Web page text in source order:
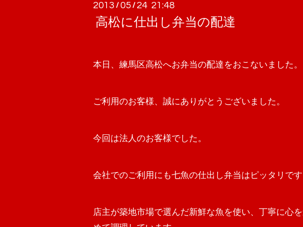
2013 / 05 / 24 21:48
高松に仕出し弁当の配達
本日、練馬区高松へお弁当の配達をおこないました。
ご利用のお客様、誠にありがとうございました。
今回は法人のお客様でした。
会社でのご利用にも七魚の仕出し弁当はピッタリです
店主が築地市場で選んだ新鮮な魚を使い、丁寧に心